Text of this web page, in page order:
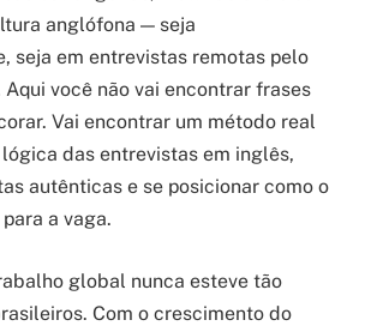
anglófona — seja
seja em entrevistas remotas pelo
Aqui você não vai encontrar frases
Vai encontrar um método real
das entrevistas em inglês,
autênticas e se posicionar como o
a vaga.
global nunca esteve tão
Com o crescimento do